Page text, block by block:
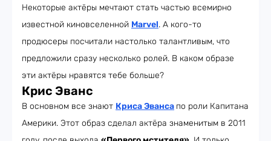
Некоторые актёры мечтают стать частью всемирно
известной киновселенной Marvel. А кого-то
продюсеры посчитали настолько талантливым, что
предложили сразу несколько ролей. В каком образе
эти актёры нравятся тебе больше?
Крис Эванс
В основном все знают Криса Эванса по роли Капитана
Америки. Этот образ сделал актёра знаменитым в 2011